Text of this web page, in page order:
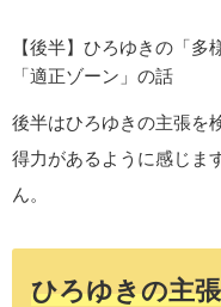
【後半】ひろゆきの「
「適正ゾーン」の話
後半はひろゆきの主張を
得力があるように感じま
ん。
ひろゆきの主